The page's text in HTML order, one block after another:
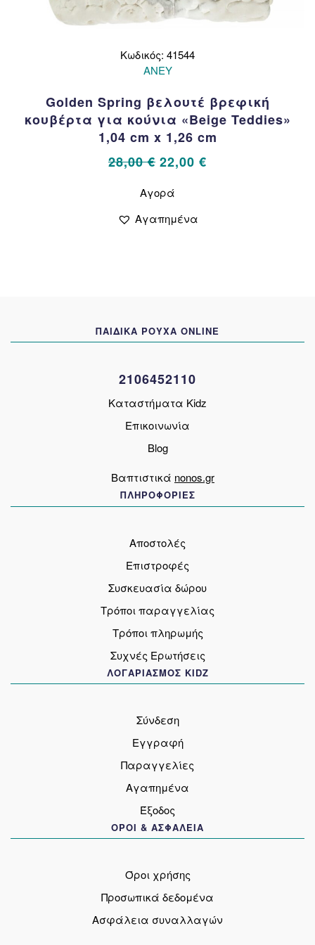
Κωδικός: 41544
ANEY
Golden Spring βελουτέ βρεφική
κουβέρτα για κούνια «Beige Teddies»
1,04 cm x 1,26 cm
28,00€ Original
was:
28,00 €.
22,00 €
Αγορά
έχει
επιλεγούν
του
Αγαπημένα
ΠΑΙΔΙΚΑ ΡΟΥΧΑ ONLINE
2106452110
Καταστήματα Kidz
Επικοινωνία
Blog
Βαπτιστικά nonos.gr
ΠΛΗΡΟΦΟΡΙΕΣ
Αποστολές
Επιστροφές
Συσκευασία δώρου
Τρόποι παραγγελίας
Τρόποι πληρωμής
Συχνές Ερωτήσεις
ΛΟΓΑΡΙΑΣΜΟΣ KIDZ
Σύνδεση
Εγγραφή
Παραγγελίες
Αγαπημένα
Έξοδος
ΟΡΟΙ & ΑΣΦΑΛΕΙΑ
Όροι χρήσης
Προσωπικά δεδομένα
Ασφάλεια συναλλαγών